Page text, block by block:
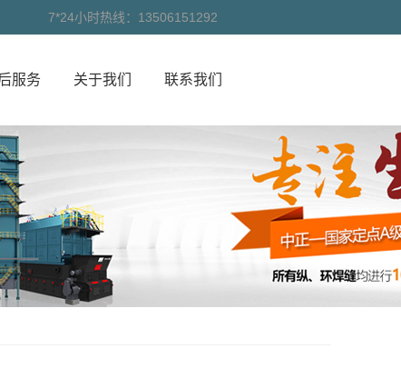
7*24小时热线：13506151292
服务 关于我们 联系我们